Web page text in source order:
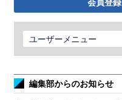
会員登録
ユーザーメニュー
編集部からのお知らせ